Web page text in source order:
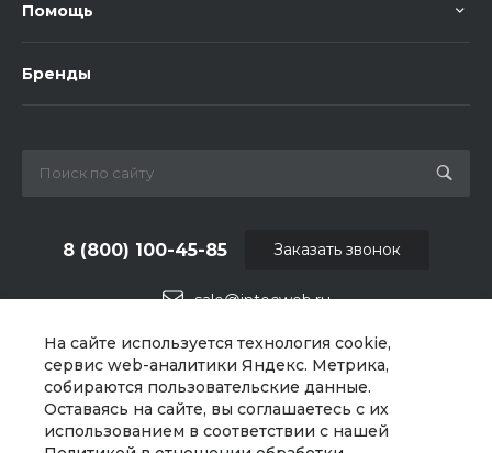
На сайте используется технология cookie,
сервис web-аналитики Яндекс. Метрика,
собираются пользовательские данные.
Оставаясь на сайте, вы соглашаетесь с их
использованием в соответствии с нашей
Помощь
Бренды
sale@intecweb.ru
8 (800) 100-45-85
г. Москва, ул. Люсиновская, д. 39
Заказать звонок